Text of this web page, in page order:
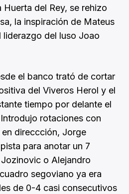
del Rey, se rehizo
la inspiración de Mateus
liderazgo del luso Joao
el banco trató de cortar
del Viveros Herol y el
tiempo por delante el
Introdujo rotaciones con
direccción, Jorge
para anotar un 7
o Alejandro
segoviano ya era
de 0-4 casi consecutivos